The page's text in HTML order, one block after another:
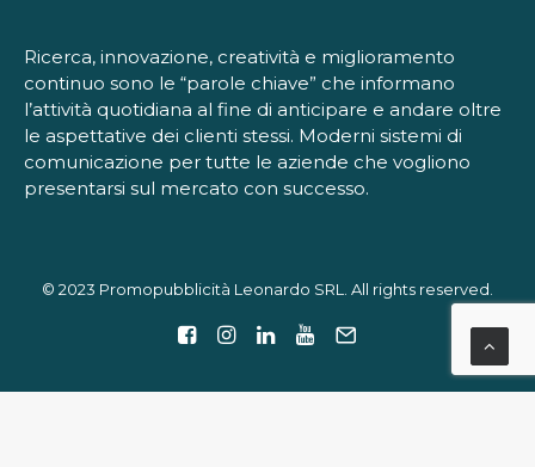
Ricerca, innovazione, creatività e miglioramento
continuo sono le “parole chiave” che informano
l’attività quotidiana al fine di anticipare e andare oltre
le aspettative dei clienti stessi. Moderni sistemi di
comunicazione per tutte le aziende che vogliono
presentarsi sul mercato con successo.
© 2023 Promopubblicità Leonardo SRL. All rights reserved.